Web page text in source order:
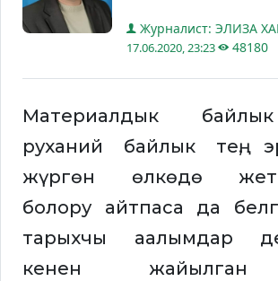
Журналист: ЭЛИЗА
17.06.2020, 23:23 48180
Материалдык
руханий байлык тең,
жүргөн өлкөдө
болору айтпаса да
тарыхчы аалымдар
кенен